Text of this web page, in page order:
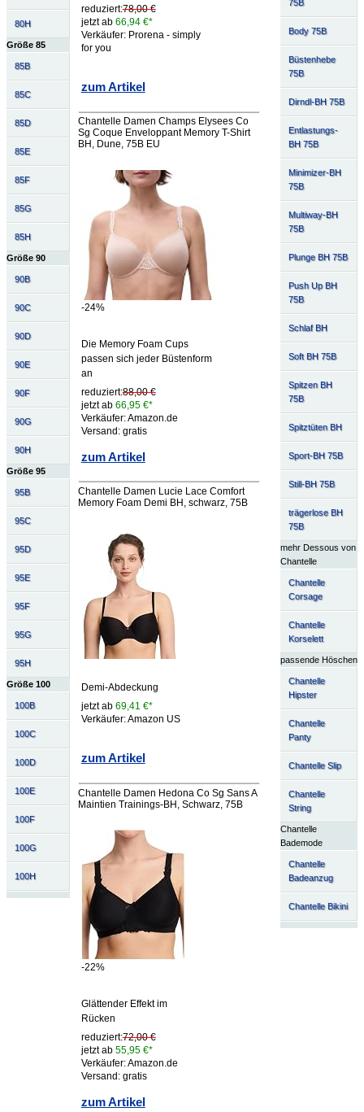
80H
Größe 85
85B
85C
85D
85E
85F
85G
85H
Größe 90
90B
90C
90D
90E
90F
90G
90H
Größe 95
95B
95C
95D
95E
95F
95G
95H
Größe 100
100B
100C
100D
100E
100F
100G
100H
75B
Body 75B
Büstenhebe
75B
Dirndl-BH 75B
Entlastungs-
BH 75B
Minimizer-BH
75B
Multiway-BH
75B
Plunge BH 75B
Push Up BH
75B
Schlaf BH
Soft BH 75B
Spitzen BH
75B
Spitztüten BH
Sport-BH 75B
Still-BH 75B
trägerlose BH
75B
mehr Dessous von
Chantelle
Chantelle
Corsage
Chantelle
Korselett
passende Höschen
Chantelle
Hipster
Chantelle
Panty
Chantelle Slip
Chantelle
String
Chantelle
Bademode
Chantelle
Badeanzug
Chantelle Bikini
reduziert:78,00 €
jetzt ab 66,94 €*
Verkäufer: Prorena - simply
for you
zum Artikel
Chantelle Damen Champs Elysees Co
Sg Coque Enveloppant Memory T-Shirt
BH, Dune, 75B EU
-24%
Die Memory Foam Cups
passen sich jeder Büstenform
an
reduziert:88,00 €
jetzt ab 66,95 €*
Verkäufer: Amazon.de
Versand: gratis
zum Artikel
Chantelle Damen Lucie Lace Comfort
Memory Foam Demi BH, schwarz, 75B
Demi-Abdeckung
jetzt ab 69,41 €*
Verkäufer: Amazon US
zum Artikel
Chantelle Damen Hedona Co Sg Sans A
Maintien Trainings-BH, Schwarz, 75B
-22%
Glättender Effekt im
Rücken
reduziert:72,00 €
jetzt ab 55,95 €*
Verkäufer: Amazon.de
Versand: gratis
zum Artikel